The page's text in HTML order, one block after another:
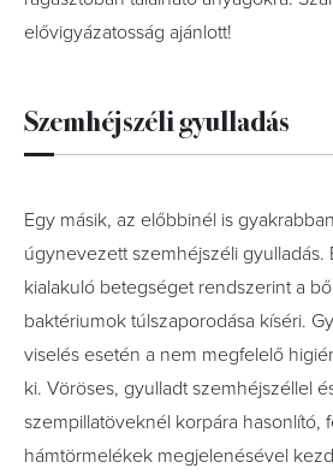
elővigyázatosság ajánlott!
Szemhéjszéli gyulladás
Egy másik, az előbbinél is
úgynevezett szemhéjszéli gyulladás.
kialakuló betegséget rendszerint a
baktériumok túlszaporodása kíséri.
viselés esetén a nem megfelelő
ki. Vöröses, gyulladt szemhéjszéllel
szempillatöveknél korpára hasonlító,
hámtörmelékek megjelenésével